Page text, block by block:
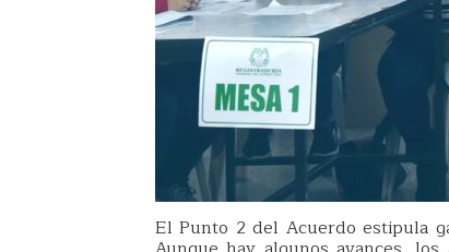
El Punto 2 del Acuerdo estipula